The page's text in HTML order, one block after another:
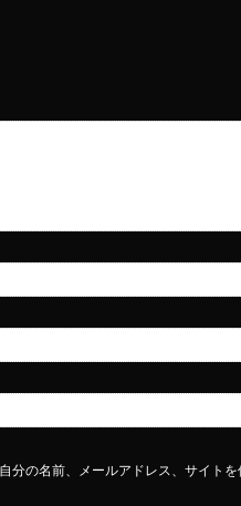
分の名前、メールアドレス、サイトを